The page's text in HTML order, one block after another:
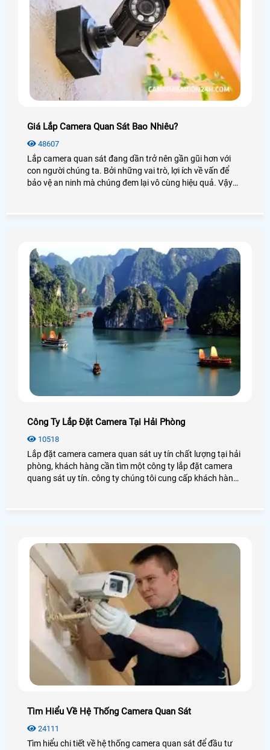
Giá Lắp Camera Quan Sát Bao Nhiêu?
48607
Lắp camera quan sát đang dần trở nên gần gũi hơn với
con người chúng ta. Bởi những vai trò, lợi ích về vấn để
bảo vệ an ninh mà chúng đem lại vô cùng hiệu quả. Vậy
Công Ty Lắp Đặt Camera Tại Hải Phòng
10518
Lắp đặt camera camera quan sát uy tín chất lượng tại hải
phòng, khách hàng cần tìm một công ty lắp đặt camera
quang sát uy tín. công ty chúng tôi cung cấp khách hàng
Tìm Hiểu Về Hệ Thống Camera Quan Sát
24111
Tìm hiểu chi tiết về hệ thống camera quan sát để đầu tư